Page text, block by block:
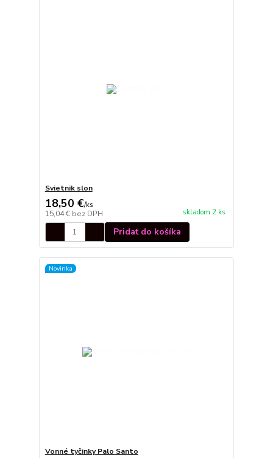
Svietnik slon
18,50 €/ks
15,04 € bez DPH skladom 2 ks
Pridať do košíka
Novinka
Vonné tyčinky Palo Santo